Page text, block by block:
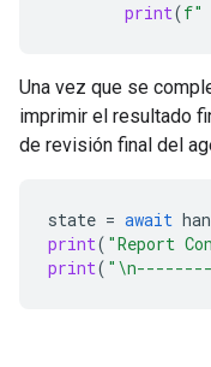
print(f"
Una vez que se
imprimir el resultado
de revisión final del
state = await
print( "Report
print( " \n